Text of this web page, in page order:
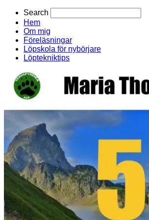
Search
Hem
Om mig
Föreläsningar
Löpskola för nybörjare
Löptekniktips